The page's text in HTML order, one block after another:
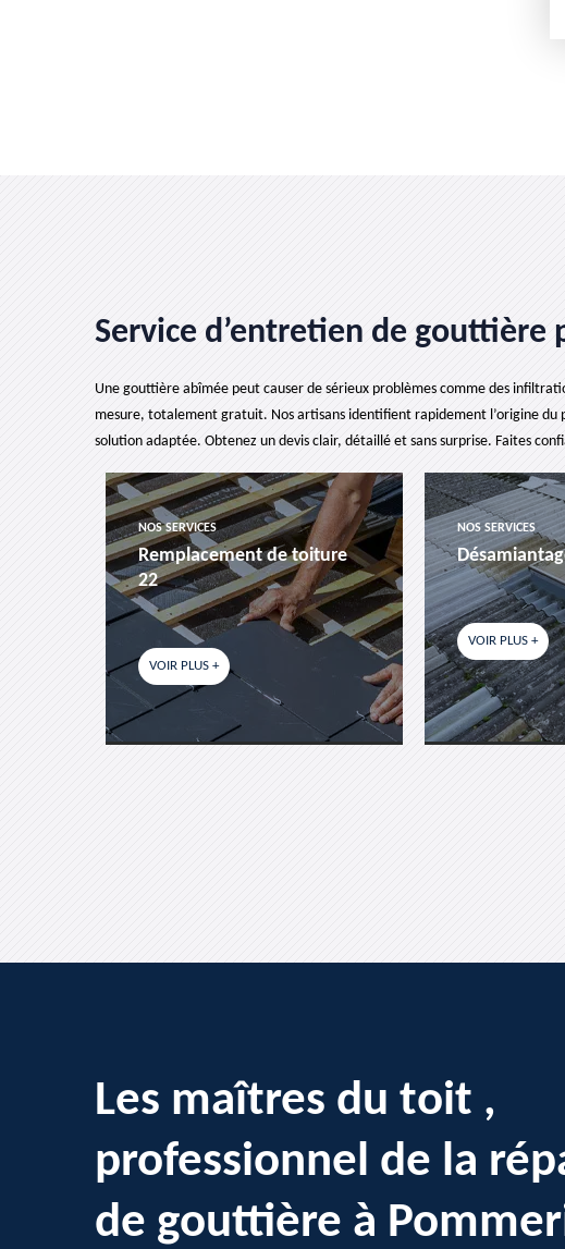
Service d’entretien de gouttière
Une gouttière abîmée peut causer de sérieux problèmes comme des
mesure, totalement gratuit. Nos artisans identifient rapidement l’origine du
solution adaptée. Obtenez un devis clair, détaillé et sans surprise. Faites
NOS SERVICES
Remplacement de toiture
22
VOIR PLUS +
NOS SERVICES
VOIR PLUS +
Les maîtres du toit ,
professionnel de la
de gouttière à